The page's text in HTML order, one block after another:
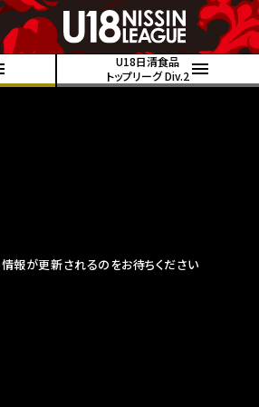
U18日清食品
トップリーグ Div.2
報が更新されるのをお待ちください